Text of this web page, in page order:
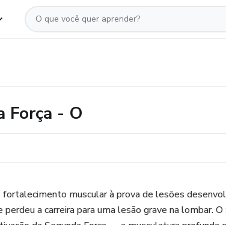
Força - O
fortalecimento muscular à prova de lesões
a carreira para uma lesão grave na lombar.